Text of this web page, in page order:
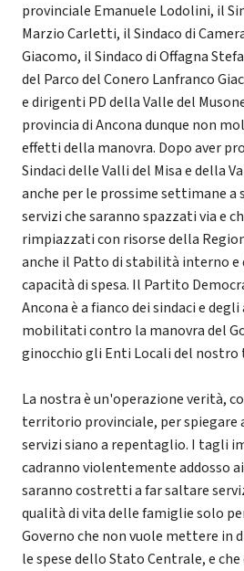
provinciale Emanuele Lodolini, il
Marzio Carletti, il Sindaco di
Giacomo, il Sindaco di Offagna
del Parco del Conero Lanfranco
e dirigenti PD della Valle del
provincia di Ancona dunque non
effetti della manovra. Dopo aver
Sindaci delle Valli del Misa e della
anche per le prossime settimane a
servizi che saranno spazzati via e
rimpiazzati con risorse della
anche il Patto di stabilità interno e
capacità di spesa. Il Partito
Ancona è a fianco dei sindaci e
mobilitati contro la manovra del
ginocchio gli Enti Locali del
La nostra è un'operazione verità,
territorio provinciale, per spiegare
servizi siano a repentaglio. I tagli
cadranno violentemente addosso
saranno costretti a far saltare
qualità di vita delle famiglie solo
Governo che non vuole mettere in
le spese dello Stato Centrale, e